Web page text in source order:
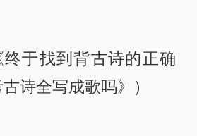
终于找到背古诗的正确
诗全写成歌吗》）